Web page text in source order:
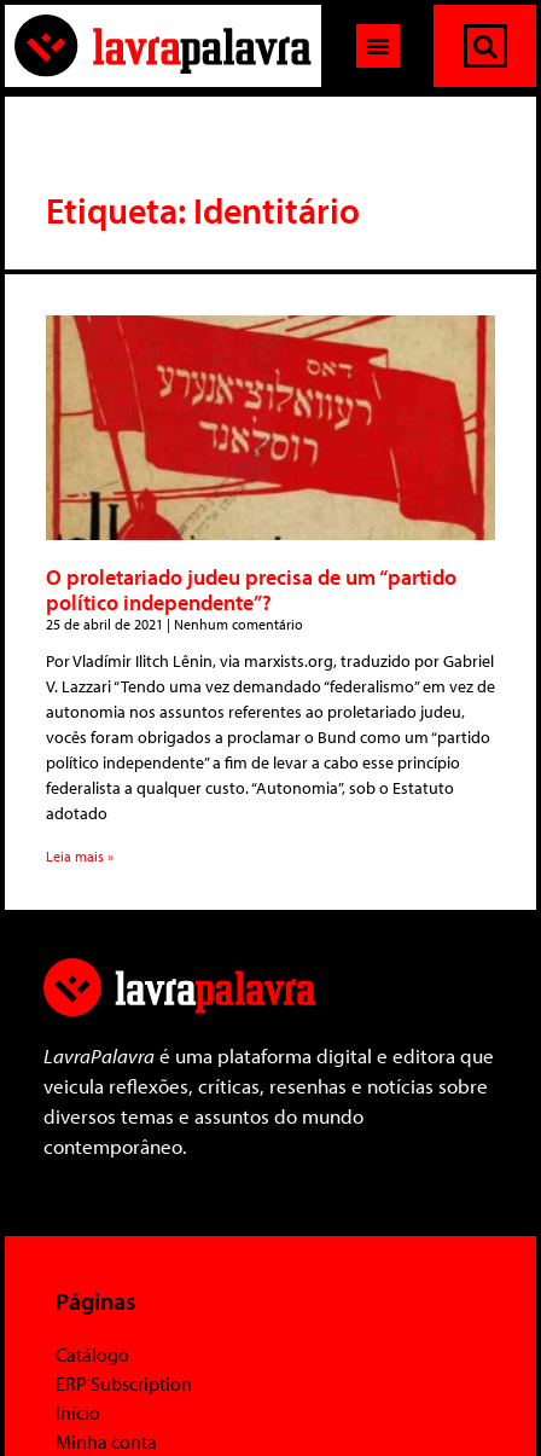
Etiqueta: Identitário
O proletariado judeu precisa de um “partido
político independente”?
25 de abril de 2021 Nenhum comentário
Por Vladímir Ilitch Lênin, via marxists.org, traduzido por Gabriel
V. Lazzari “Tendo uma vez demandado “federalismo” em vez de
autonomia nos assuntos referentes ao proletariado judeu,
vocês foram obrigados a proclamar o Bund como um “partido
político independente” a fim de levar a cabo esse princípio
federalista a qualquer custo. “Autonomia”, sob o Estatuto
adotado
Leia mais »
LavraPalavraé uma plataforma digital e editora que
veicula reflexões, críticas, resenhas e notícias sobre
diversos temas e assuntos do mundo
contemporâneo.
Páginas
Catálogo
ERP Subscription
Início
Minha conta